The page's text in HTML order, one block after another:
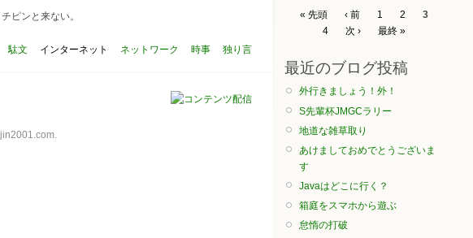
ピンと来ない。
駄文 インターネット ネットワーク 時事 独り言
« 先頭
‹ 前 1 2
3
4
次 › 最終 »
最近のブログ投稿
外行きましょう！外！
S先輩杯JMGCラリー
地道な雑草取り
あけましておめでとうございま
す
Javaはどこに行く？
箱庭をスマホから遊ぶ
怠惰の打破